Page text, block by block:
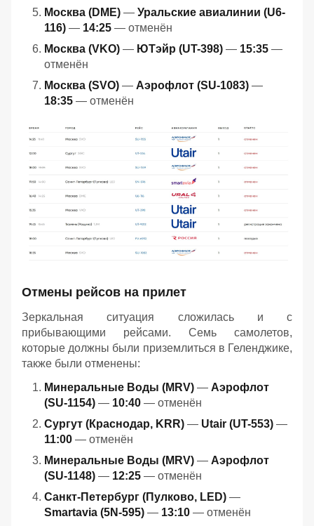
Москва (DME) — Уральские авиалинии (U6-
116) — 14:25 — отменён
Москва (VKO) — ЮТэйр (UT-398) — 15:35 —
отменён
Москва (SVO) — Аэрофлот (SU-1083) —
18:35 — отменён
Отмены рейсов на прилет
Зеркальная ситуация сложилась и с
прибывающими рейсами. Семь самолетов,
которые должны были приземлиться в Геленджике,
также были отменены:
Минеральные Воды (MRV) — Аэрофлот
(SU-1154) — 10:40 — отменён
Сургут (Краснодар, KRR) — Utair (UT-553) —
11:00 — отменён
Минеральные Воды (MRV) — Аэрофлот
(SU-1148) — 12:25 — отменён
Санкт-Петербург (Пулково, LED) —
Smartavia (5N-595) — 13:10 — отменён